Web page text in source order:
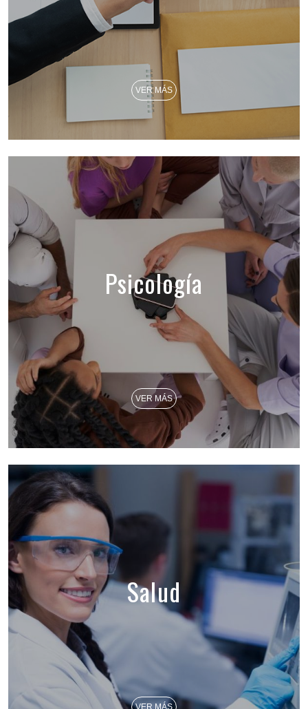
VER MÁS
Psicología
VER MÁS
Salud